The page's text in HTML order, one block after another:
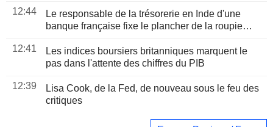
12:44
Le responsable de la trésorerie en Inde d'une
banque française fixe le plancher de la roupie
12:41
Les indices boursiers britanniques marquent le
pas dans l'attente des chiffres du PIB
12:39
Lisa Cook, de la Fed, de nouveau sous le feu des
critiques